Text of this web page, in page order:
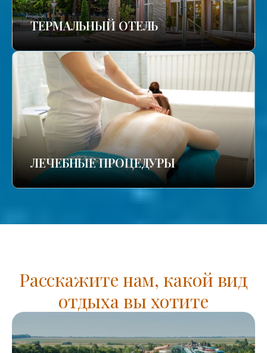
ТЕРМАЛЬНЫЙ ОТЕЛЬ
ЛЕЧЕБНЫЕ ПРОЦЕДУРЫ
Расскажите нам, какой вид
отдыха вы хотите